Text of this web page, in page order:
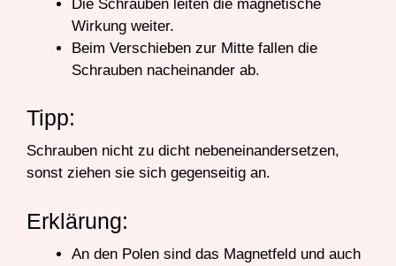
Die Schrauben leiten die magnetische
Wirkung weiter.
Beim Verschieben zur Mitte fallen die
Schrauben nacheinander ab.
Tipp:
Schrauben nicht zu dicht nebeneinandersetzen,
sonst ziehen sie sich gegenseitig an.
Erklärung:
An den Polen sind das Magnetfeld und auch